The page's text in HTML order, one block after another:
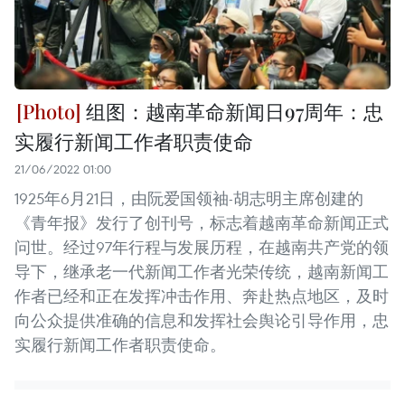
组图：越南革命新闻日97周年：忠
实履行新闻工作者职责使命
21/06/2022 01:00
1925年6月21日，由阮爱国领袖-胡志明主席创建的
《青年报》发行了创刊号，标志着越南革命新闻正式
问世。经过97年行程与发展历程，在越南共产党的领
导下，继承老一代新闻工作者光荣传统，越南新闻工
作者已经和正在发挥冲击作用、奔赴热点地区，及时
向公众提供准确的信息和发挥社会舆论引导作用，忠
实履行新闻工作者职责使命。